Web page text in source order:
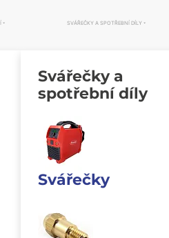
SVÁŘEČKY A SPOTŘEBNÍ DÍLY
Svářečky a
spotřební díly
Svářečky